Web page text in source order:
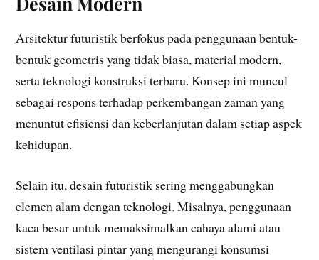
Arsitektur futuristik berfokus pada penggunaan bentuk-
bentuk geometris yang tidak biasa, material modern,
serta teknologi konstruksi terbaru. Konsep ini muncul
sebagai respons terhadap perkembangan zaman yang
menuntut efisiensi dan keberlanjutan dalam setiap aspek
kehidupan.
Selain itu, desain futuristik sering menggabungkan
elemen alam dengan teknologi. Misalnya, penggunaan
kaca besar untuk memaksimalkan cahaya alami atau
sistem ventilasi pintar yang mengurangi konsumsi